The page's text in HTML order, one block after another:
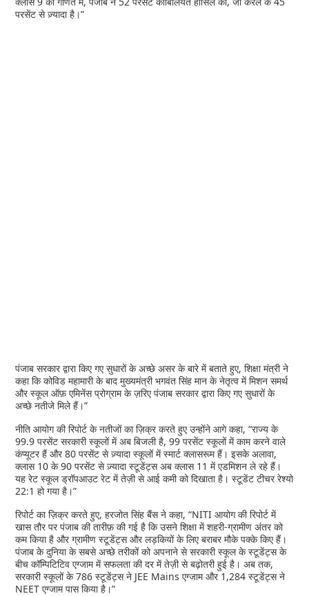
परसेंट से ज़्यादा है।”
पंजाब सरकार द्वारा किए गए सुधारों के अच्छे असर के बारे में बताते हुए, शिक्षा मंत्री ने
कहा कि कोविड महामारी के बाद मुख्यमंत्री भगवंत सिंह मान के नेतृत्व में मिशन समर्थ
और स्कूल ऑफ़ एमिनेंस प्रोग्राम के ज़रिए पंजाब सरकार द्वारा किए गए सुधारों के
अच्छे नतीजे मिले हैं।”
नीति आयोग की रिपोर्ट के नतीजों का ज़िक्र करते हुए उन्होंने आगे कहा, “राज्य के
99.9 परसेंट सरकारी स्कूलों में अब बिजली है, 99 परसेंट स्कूलों में काम करने वाले
कंप्यूटर हैं और 80 परसेंट से ज़्यादा स्कूलों में स्मार्ट क्लासरूम हैं। इसके अलावा,
क्लास 10 के 90 परसेंट से ज़्यादा स्टूडेंट्स अब क्लास 11 में एडमिशन ले रहे हैं।
यह रेट स्कूल ड्रॉपआउट रेट में तेज़ी से आई कमी को दिखाता है। स्टूडेंट टीचर रेश्यो
22:1 हो गया है।”
रिपोर्ट का ज़िक्र करते हुए, हरजोत सिंह बैंस ने कहा, “NITI आयोग की रिपोर्ट में
खास तौर पर पंजाब की तारीफ़ की गई है कि उसने शिक्षा में शहरी-ग्रामीण अंतर को
कम किया है और ग्रामीण स्टूडेंट्स और लड़कियों के लिए बराबर मौके पक्के किए हैं।
पंजाब के दुनिया के सबसे अच्छे तरीकों को अपनाने से सरकारी स्कूल के स्टूडेंट्स के
बीच कॉम्पिटिटिव एग्जाम में सफलता की दर में तेज़ी से बढ़ोतरी हुई है। अब तक,
सरकारी स्कूलों के 786 स्टूडेंट्स ने JEE Mains एग्जाम और 1,284 स्टूडेंट्स ने
NEET एग्जाम पास किया है।”